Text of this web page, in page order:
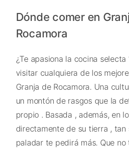
Dónde comer en
Rocamora
¿Te apasiona la cocina
visitar cualquiera de los
Granja de Rocamora. Una
un montón de rasgos que la
propio . Basada , además, en
directamente de su tierra , tan
paladar te pedirá más. Que